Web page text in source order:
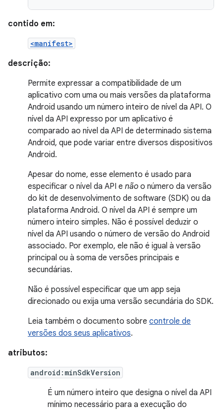
contido em:
<manifest>
descrição:
Permite expressar a compatibilidade de um
aplicativo com uma ou mais versões da plataforma
Android usando um número inteiro de nível da API. O
nível da API expresso por um aplicativo é
comparado ao nível da API de determinado sistema
Android, que pode variar entre diversos dispositivos
Android.
Apesar do nome, esse elemento é usado para
especificar o nível da API e não o número da versão
do kit de desenvolvimento de software (SDK) ou da
plataforma Android. O nível da API é sempre um
número inteiro simples. Não é possível deduzir o
nível da API usando o número de versão do Android
associado. Por exemplo, ele não é igual à versão
principal ou à soma de versões principais e
secundárias.
Não é possível especificar que um app seja
direcionado ou exija uma versão secundária do SDK.
Leia também o documento sobre controle de
versões dos seus aplicativos.
atributos:
android:minSdkVersion
É um número inteiro que designa o nível da API
mínimo necessário para a execução do